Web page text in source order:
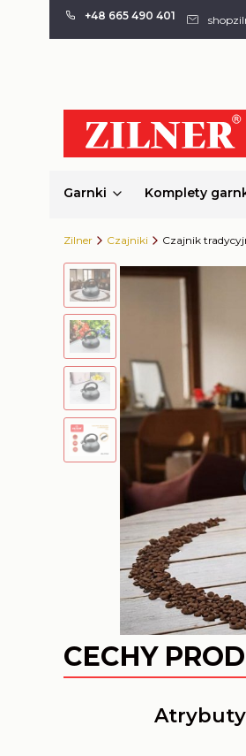
+48 665 490 401
Garnki Komplety
Zilner Czajniki Czajnik
CECHY